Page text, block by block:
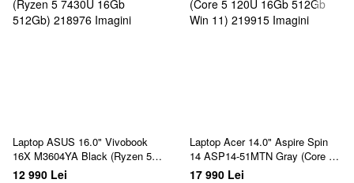
Laptop ASUS 16.0" Vivobook
16X M3604YA Black (Ryzen 5
7430U 16Gb 512Gb)
12 990 Lei
Laptop Acer 14.0" Aspire Spin
14 ASP14-51MTN Gray (Core 5
120U 16Gb 512Gb Win 11)
17 990 Lei